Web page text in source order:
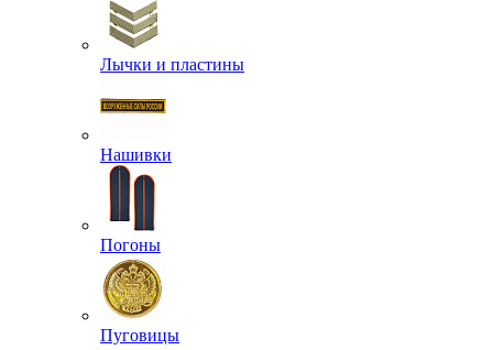
Лычки и пластины
Нашивки
Погоны
Пуговицы